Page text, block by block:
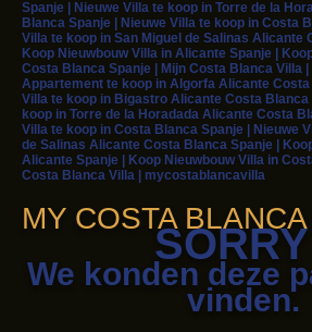
Spanje | Nieuwe Villa te koop in Torre de la
Blanca Spanje | Nieuwe Villa te koop in Costa
Villa te koop in San Miguel de Salinas Alicante
Koop Nieuwbouw Villa in Alicante Spanje |
Costa Blanca Spanje | Mijn Costa Blanca Villa
Appartement te koop in Algorfa Alicante Costa
Villa te koop in Bigastro Alicante Costa Blanca
koop in Torre de la Horadada Alicante Costa
Villa te koop in Costa Blanca Spanje | Nieuwe
de Salinas Alicante Costa Blanca Spanje |
Alicante Spanje | Koop Nieuwbouw Villa in
Costa Blanca Villa | mycostablancavilla
MY COSTA
We konden deze
vinden.